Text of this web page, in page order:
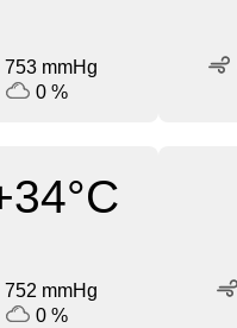
753 mmHg
0 %
752 mmHg
0 %